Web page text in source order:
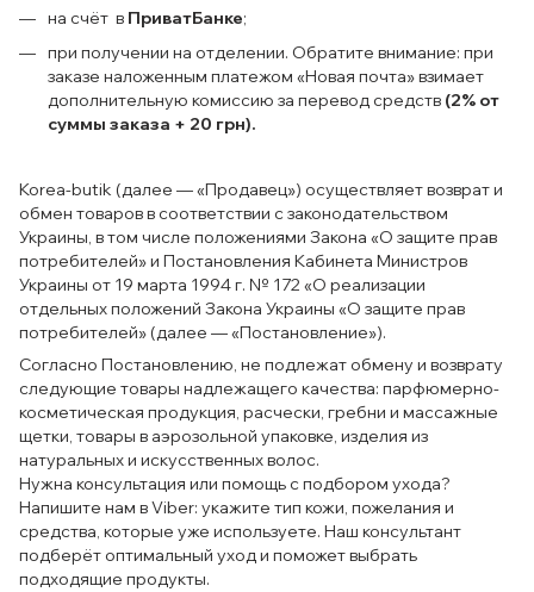
на счёт в ПриватБанке;
при получении на отделении. Обратите внимание: при
заказе наложенным платежом «Новая почта» взимает
дополнительную комиссию за перевод средств (2% от
суммы заказа + 20 грн).
Korea-butik (далее — «Продавец») осуществляет возврат и
обмен товаров в соответствии с законодательством
Украины, в том числе положениями Закона «О защите прав
потребителей» и Постановления Кабинета Министров
Украины от 19 марта 1994 г. № 172 «О реализации
отдельных положений Закона Украины «О защите прав
потребителей» (далее — «Постановление»).
Согласно Постановлению, не подлежат обмену и возврату
следующие товары надлежащего качества: парфюмерно-
косметическая продукция, расчески, гребни и массажные
щетки, товары в аэрозольной упаковке, изделия из
натуральных и искусственных волос.
Нужна консультация или помощь с подбором ухода?
Напишите нам в Viber: укажите тип кожи, пожелания и
средства, которые уже используете. Наш консультант
подберёт оптимальный уход и поможет выбрать
подходящие продукты.